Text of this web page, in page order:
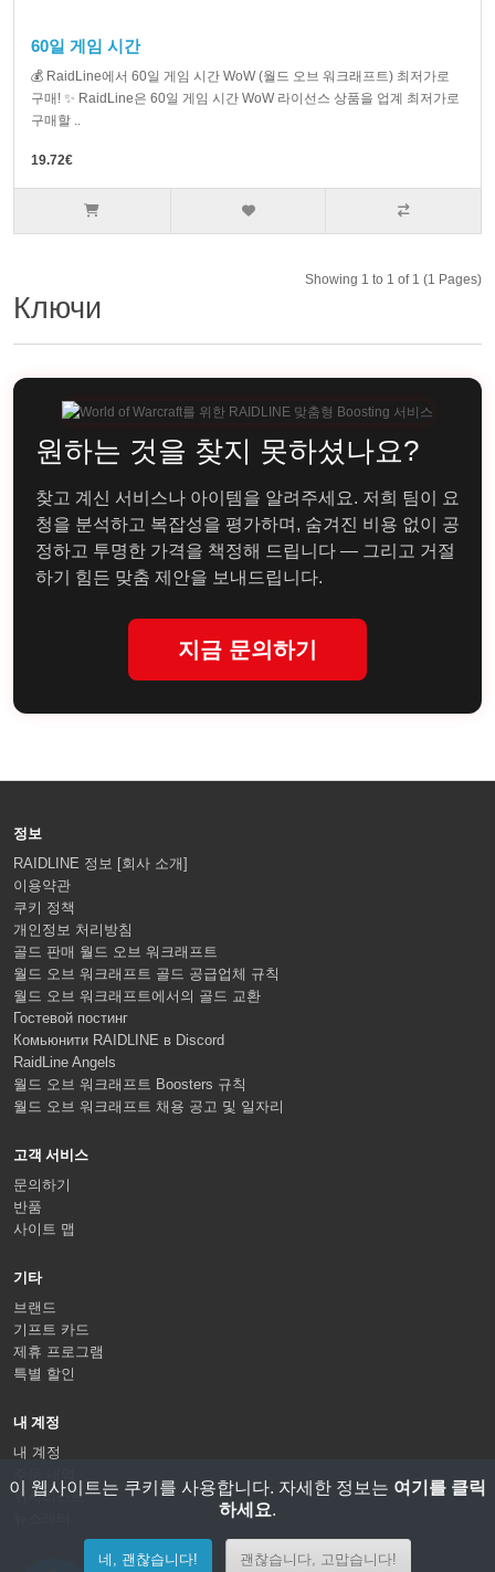
60일 게임 시간
💰 RaidLine에서 60일 게임 시간 WoW (월드 오브 워크래프트) 최저가로
구매! ✨ RaidLine은 60일 게임 시간 WoW 라이선스 상품을 업계 최저가로
구매할 ..
19.72€
Showing 1 to 1 of 1 (1 Pages)
Ключи
원하는 것을 찾지 못하셨나요?
찾고 계신 서비스나 아이템을 알려주세요. 저희 팀이 요
청을 분석하고 복잡성을 평가하며, 숨겨진 비용 없이 공
정하고 투명한 가격을 책정해 드립니다 — 그리고 거절
하기 힘든 맞춤 제안을 보내드립니다.
지금 문의하기
정보
RAIDLINE 정보 [회사 소개]
이용약관
쿠키 정책
개인정보 처리방침
골드 판매 월드 오브 워크래프트
월드 오브 워크래프트 골드 공급업체 규칙
월드 오브 워크래프트에서의 골드 교환
Гостевой постинг
Комьюнити RAIDLINE в Discord
RaidLine Angels
월드 오브 워크래프트 Boosters 규칙
월드 오브 워크래프트 채용 공고 및 일자리
고객 서비스
문의하기
반품
사이트 맵
기타
브랜드
기프트 카드
제휴 프로그램
특별 할인
내 계정
내 계정
위시리스트
이 웹사이트는 쿠키를 사용합니다. 자세한 정보는 여기를 클릭
하세요.
네, 괜찮습니다! 괜찮습니다, 고맙습니다!